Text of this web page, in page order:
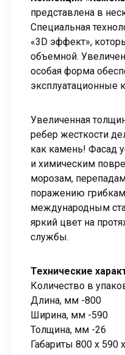
представлена в
Специальная
«3D эффект»,
объемной.
особая форма
эксплуатационные
Увеличенная
ребер жесткости
как камень! Фасад
и химическим
морозам,
поражению
международным
яркий цвет на
службы.
Технические
Количество в
Длина, мм -800
Ширина, мм -590
Толщина, мм -26
Габариты 800 x 590